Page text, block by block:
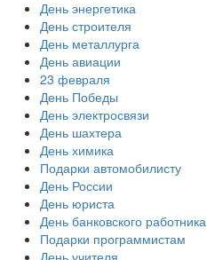
День энергетика
День строителя
День металлурга
День авиации
23 февраля
День Победы
День электросвязи
День шахтера
День химика
Подарки автомобилисту
День России
День юриста
День банковского работника
Подарки программистам